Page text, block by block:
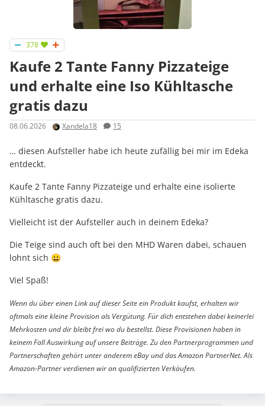
378
Kaufe 2 Tante Fanny Pizzateige
und erhalte eine Iso Kühltasche
gratis dazu
08.06.2026 Xandela18 15
… diesen Aufsteller habe ich heute zufällig bei mir im Edeka
entdeckt.
Kaufe 2 Tante Fanny Pizzateige und erhalte eine isolierte
Kühltasche gratis dazu.
Vielleicht ist der Aufsteller auch in deinem Edeka?
Die Teige sind auch oft bei den MHD Waren dabei, schauen
lohnt sich 😀
Viel Spaß!
Wenn du über einen Link auf dieser Seite ein Produkt kaufst, erhalten wir
oftmals eine kleine Provision als Vergütung. Für dich entstehen dabei keinerlei
Mehrkosten und dir bleibt frei wo du bestellst. Diese Provisionen haben in
keinem Fall Auswirkung auf unsere Beiträge. Zu den Partnerprogrammen und
Partnerschaften gehört unter anderem eBay und das Amazon PartnerNet. Als
Amazon-Partner verdienen wir an qualifizierten Verkäufen.